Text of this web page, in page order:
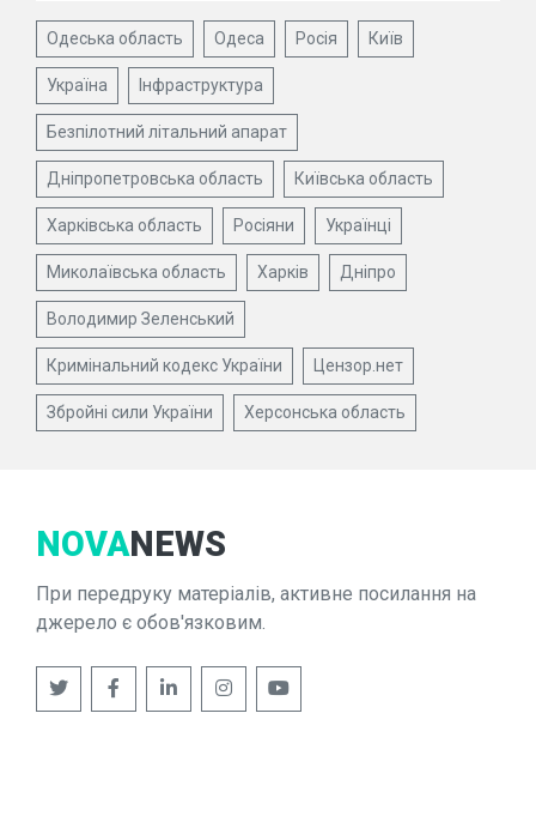
Одеська область Одеса Росія Київ
Україна Інфраструктура
Безпілотний літальний апарат
Дніпропетровська область Київська область
Харківська область Росіяни Українці
Миколаївська область Харків Дніпро
Володимир Зеленський
Кримінальний кодекс України Цензор.нет
Збройні сили України Херсонська область
NOVANEWS
При передруку матеріалів, активне посилання на
джерело є обов'язковим.